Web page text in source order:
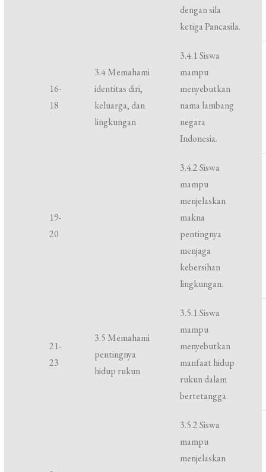
dengan sila
ketiga Pancasila.
16-
18
3.4 Memahami
identitas diri,
keluarga, dan
lingkungan
3.4.1 Siswa
mampu
menyebutkan
nama lambang
negara
Indonesia.
19-
20
3.4.2 Siswa
mampu
menjelaskan
makna
pentingnya
menjaga
kebersihan
lingkungan.
21-
23
3.5 Memahami
pentingnya
hidup rukun
3.5.1 Siswa
mampu
menyebutkan
manfaat hidup
rukun dalam
bertetangga.
3.5.2 Siswa
mampu
menjelaskan